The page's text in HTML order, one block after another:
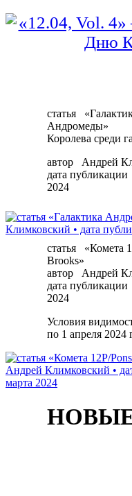
статья
Андромеды»
Королева среди
автор
Андрей
дата публикации
2024
статья
«Комета
Brooks»
автор
Андрей
дата публикации
2024
Условия
по 1 апреля 2024